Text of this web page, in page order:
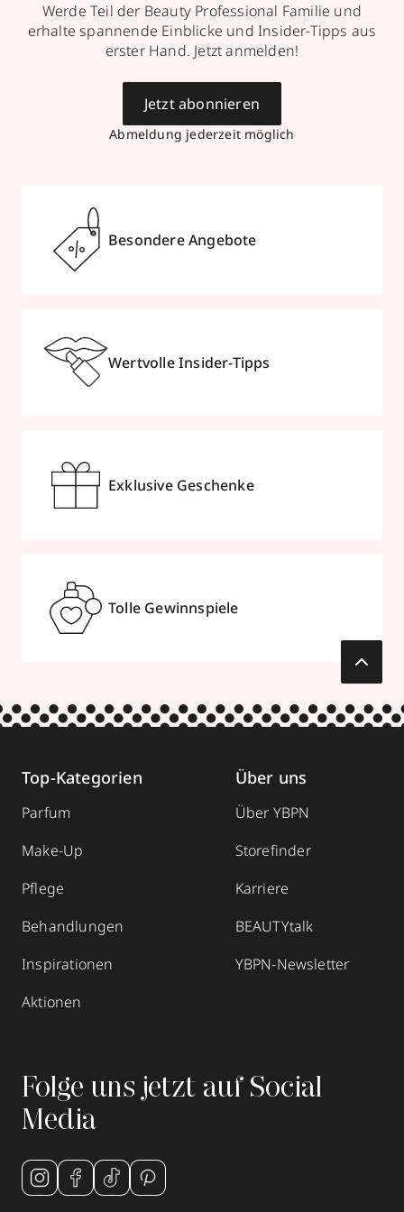
Mehr Informationen
Parfümerie Profumo
geschlossen, öffnet Sa 08:30 Uhr
07454 961499
zum Routenplaner
Mehr Informationen
Erdmann Cosmetics
Johann-Philipp-Palm-Straße 9
Termin vereinbaren
zum Routenplaner
Termin vereinbaren
Mehr Informationen
Brückenstraße 28,69120Heidelberg-
Neuenheim
06221 413249
zum Routenplaner
Werde Teil der Beauty Professional Familie und
erhalte spannende Einblicke und Insider-Tipps aus
erster Hand. Jetzt anmelden!
Abmeldung jederzeit möglich
Jetzt abonnieren
Besondere Angebote
Wertvolle Insider-Tipps
Exklusive Geschenke
Tolle Gewinnspiele
Top-Kategorien
Parfum
Make-Up
Pflege
Behandlungen
Inspirationen
Aktionen
Über uns
Über YBPN
Storefinder
Karriere
BEAUTYtalk
YBPN-Newsletter
Folge uns jetzt auf Social
Media